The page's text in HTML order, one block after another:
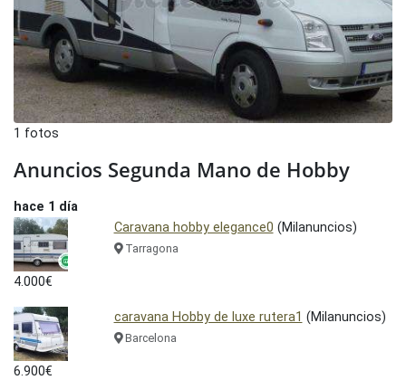
1 fotos
Anuncios Segunda Mano de Hobby
hace 1 día
4.000€
Caravana hobby elegance0 (Milanuncios)
Tarragona
6.900€
caravana Hobby de luxe rutera1 (Milanuncios)
Barcelona